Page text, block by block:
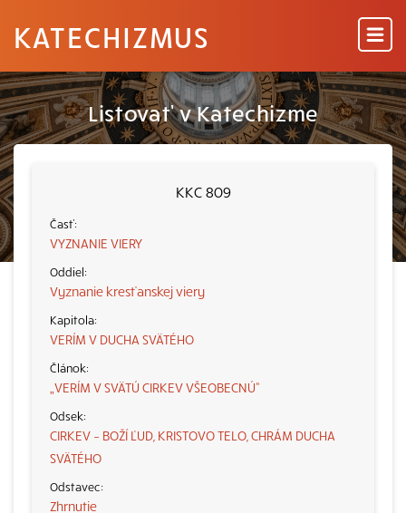
KATECHIZMUS
Listovať v Katechizme
KKC 809
VYZNANIE VIERY
Vyznanie kresťanskej viery
VERÍM V DUCHA SVÄTÉHO
„VERÍM V SVÄTÚ CIRKEV VŠEOBECNÚ“
CIRKEV – BOŽÍ ĽUD, KRISTOVO TELO, CHRÁM DUCHA
SVÄTÉHO
Zhrnutie